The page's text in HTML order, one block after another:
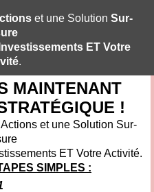
et une Solution Sur-
ET Votre
.
MAINTENANT
!
et une Solution Sur-
ET Votre Activité.
SIMPLES :